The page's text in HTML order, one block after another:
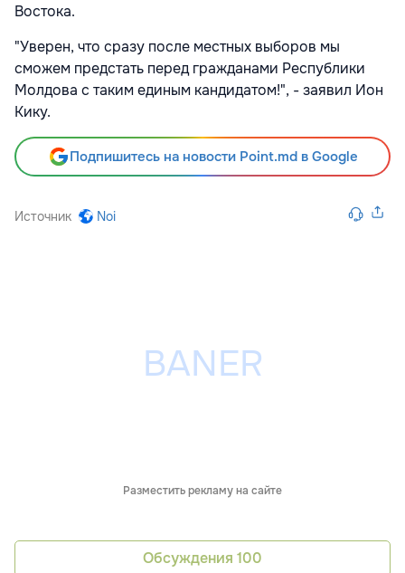
Востока.
"Уверен, что сразу после местных выборов мы
сможем предстать перед гражданами Республики
Молдова с таким единым кандидатом!", - заявил Ион
Кику.
Подпишитесь на новости Point.md в Google
Источник Noi
Разместить рекламу на сайте
Обсуждения 100